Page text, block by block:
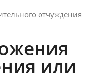
отчуждения
или